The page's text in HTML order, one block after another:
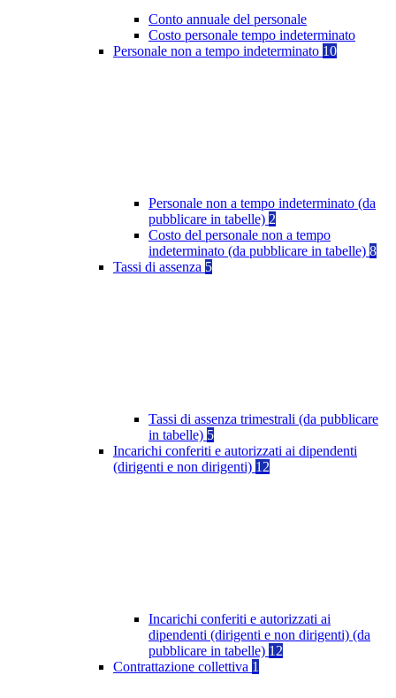
Conto annuale del personale
Costo personale tempo indeterminato
Personale non a tempo indeterminato 10
Personale non a tempo indeterminato (da
pubblicare in tabelle) 2
Costo del personale non a tempo
indeterminato (da pubblicare in tabelle) 8
Tassi di assenza 5
Tassi di assenza trimestrali (da pubblicare
in tabelle) 5
Incarichi conferiti e autorizzati ai dipendenti
(dirigenti e non dirigenti) 12
Incarichi conferiti e autorizzati ai
dipendenti (dirigenti e non dirigenti) (da
pubblicare in tabelle) 12
Contrattazione collettiva 1